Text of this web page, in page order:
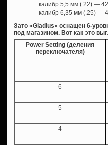
калибр 5,5 мм (.22) —
калибр 6,35 мм (.25) —
Зато «Gladius» оснащен 6-
под магазином. Вот как это
Power Setting (деления
переключателя)
6
5
4